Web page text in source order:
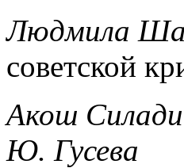
Людмила
советской
Акош
Ю. Гусева